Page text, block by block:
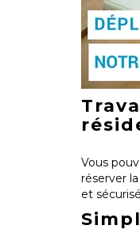
Vous
réserver
et